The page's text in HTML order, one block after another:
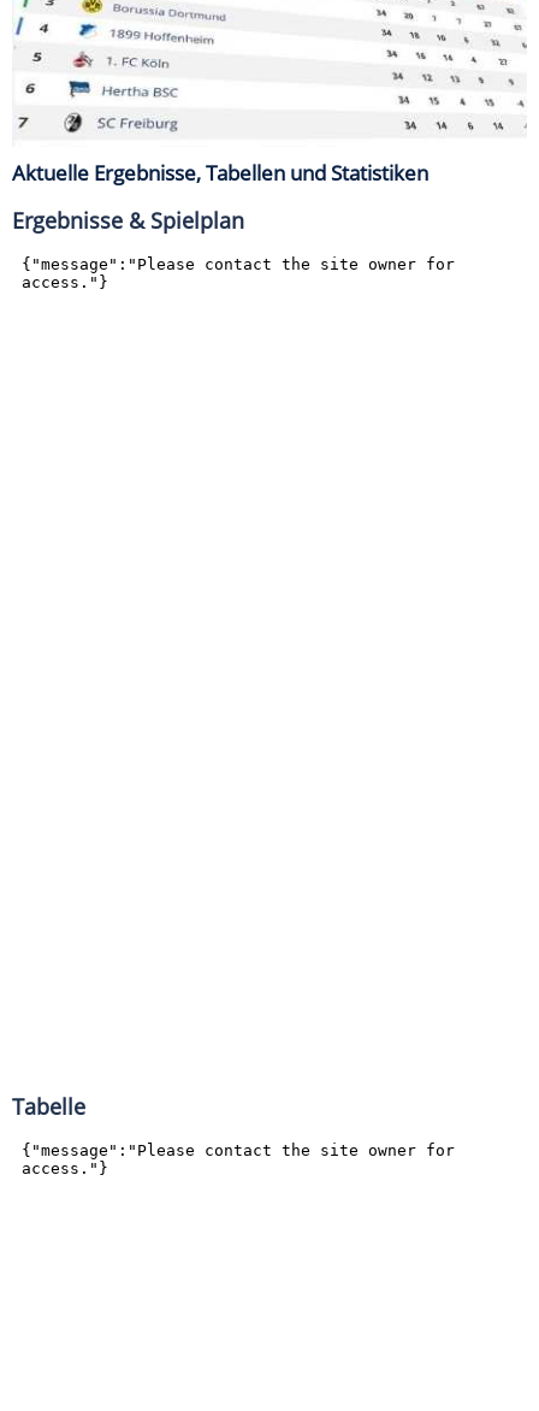
Aktuelle Ergebnisse, Tabellen und Statistiken
Ergebnisse & Spielplan
Tabelle